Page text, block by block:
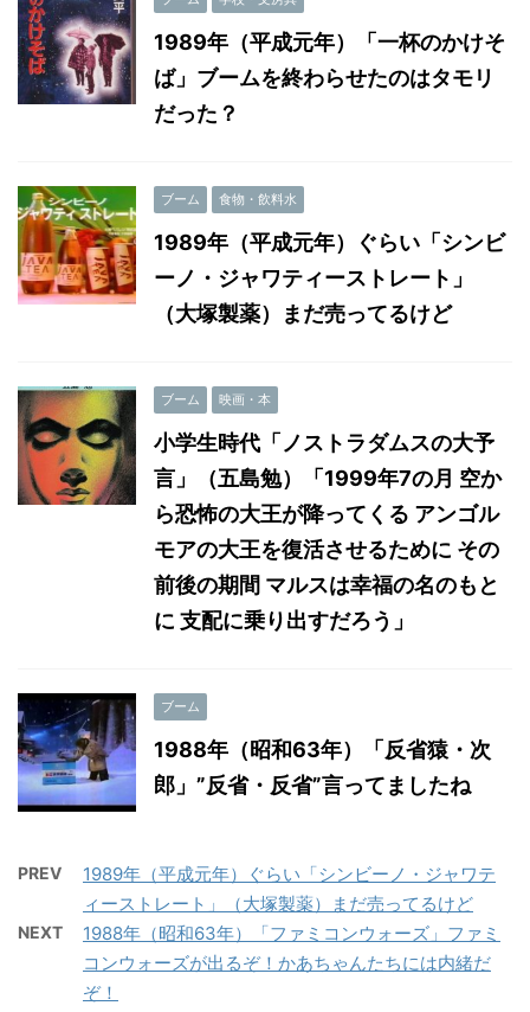
1989年（平成元年）「一杯のかけそ
ば」ブームを終わらせたのはタモリ
だった？
ブーム 食物・飲料水
1989年（平成元年）ぐらい「シンビ
ーノ・ジャワティーストレート」
（大塚製薬）まだ売ってるけど
ブーム 映画・本
小学生時代「ノストラダムスの大予
言」（五島勉）「1999年7の月 空か
ら恐怖の大王が降ってくる アンゴル
モアの大王を復活させるために その
前後の期間 マルスは幸福の名のもと
に 支配に乗り出すだろう」
ブーム
1988年（昭和63年）「反省猿・次
郎」”反省・反省”言ってましたね
PREV
1989年（平成元年）ぐらい「シンビーノ・ジャワテ
ィーストレート」（大塚製薬）まだ売ってるけど
NEXT
1988年（昭和63年）「ファミコンウォーズ」ファミ
コンウォーズが出るぞ！かあちゃんたちには内緒だ
ぞ！